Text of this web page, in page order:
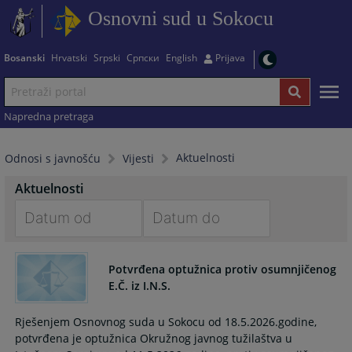
Osnovni sud u Sokocu
Bosanski Hrvatski Srpski Српски English Prijava
Napredna pretraga
Odnosi s javnošću Vijesti Aktuelnosti
Aktuelnosti
forward
interact
the
calendar
forward
to
the
calendar
Potvrđena optužnica protiv osumnjičenog
E.Č. iz I.N.S.
Rješenjem Osnovnog suda u Sokocu od 18.5.2026.godine,
potvrđena je optužnica Okružnog javnog tužilaštva u